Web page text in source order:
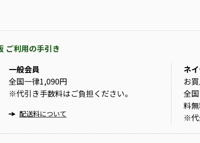
ご利用の手引き
一般会員
全国一律1,090円
※代引き手数料はご負担ください。
配送料について
ネ
お
全
料無
※